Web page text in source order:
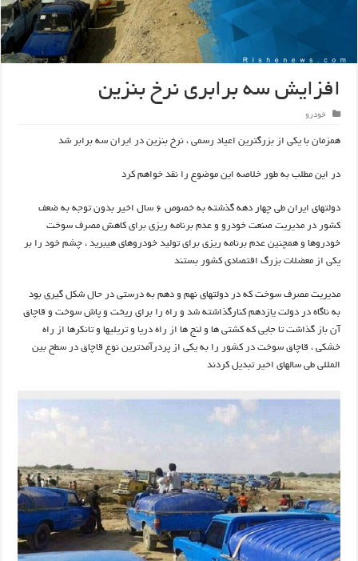
افزایش سه برابری نرخ بنزین
خودرو
همزمان با یکی از بزرگترین اعیاد رسمی ، نرخ بنزین در ایران سه برابر شد
در این مطلب به طور خلاصه این موضوع را نقد خواهم کرد
دولتهای ایران طی چهار دهه گذشته به خصوص ۶ سال اخیر بدون توجه به ضعف
کشور در مدیریت صنعت خودرو و عدم برنامه ریزی برای کاهش مصرف سوخت
خودروها و همچنین عدم برنامه ریزی برای تولید خودروهای هیبرید ، چشم خود را بر
یکی از معضلات بزرگ اقتصادی کشور بستند
مدیریت مصرف سوخت که در دولتهای نهم و دهم به درستی در حال شکل گیری بود
به ناگاه در دولت یازدهم کنارگذاشته شد و راه را برای ریخت و پاش سوخت و قاچاق
آن باز گذاشت تا جایی که کشتی ها و لنج ها از راه دریا و تریلیها و تانکرها از راه
خشکی ، قاچاق سوخت در کشور را به یکی از پردرآمدترین نوع قاچاق در سطح بین
المللی طی سالهای اخیر تبدیل کردند